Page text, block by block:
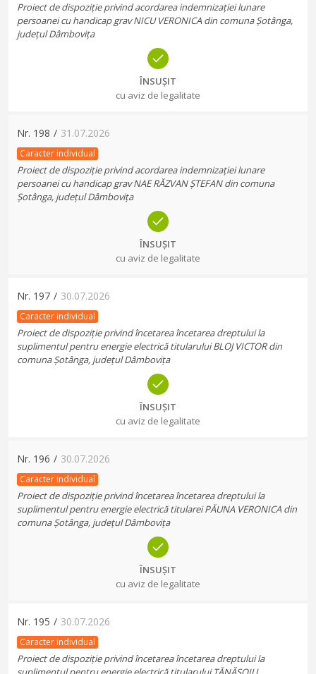
Proiect de dispoziție privind acordarea indemnizației lunare
persoanei cu handicap grav NICU VERONICA din comuna Șotânga,
județul Dâmbovița
ÎNSUȘIT
cu aviz de legalitate
Nr. 198 / 31.07.2026
Caracter individual
Proiect de dispoziție privind acordarea indemnizației lunare
persoanei cu handicap grav NAE RĂZVAN ȘTEFAN din comuna
Șotânga, județul Dâmbovița
ÎNSUȘIT
cu aviz de legalitate
Nr. 197 / 30.07.2026
Caracter individual
Proiect de dispoziție privind încetarea încetarea dreptului la
suplimentul pentru energie electrică titularului BLOJ VICTOR din
comuna Șotânga, județul Dâmbovița
ÎNSUȘIT
cu aviz de legalitate
Nr. 196 / 30.07.2026
Caracter individual
Proiect de dispoziție privind încetarea încetarea dreptului la
suplimentul pentru energie electrică titularei PĂUNA VERONICA din
comuna Șotânga, județul Dâmbovița
ÎNSUȘIT
cu aviz de legalitate
Nr. 195 / 30.07.2026
Caracter individual
Proiect de dispoziție privind încetarea încetarea dreptului la